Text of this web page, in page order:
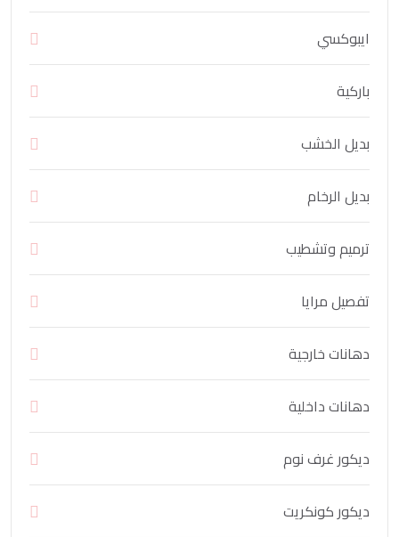
ايبوكسي
باركية
بديل الخشب
بديل الرخام
ترميم وتشطيب
تفصيل مرايا
دهانات خارجية
دهانات داخلية
ديكور غرف نوم
ديكور كونكريت